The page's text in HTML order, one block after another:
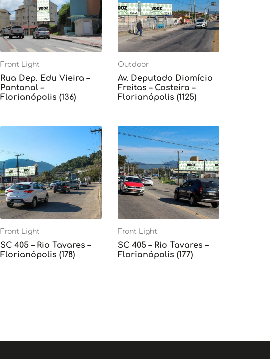
Front Light
Rua Dep. Edu Vieira –
Pantanal –
Florianópolis (136)
Outdoor
Av. Deputado Diomício
Freitas – Costeira –
Florianópolis (1125)
Front Light
SC 405 – Rio Tavares –
Florianópolis (178)
Front Light
SC 405 – Rio Tavares –
Florianópolis (177)